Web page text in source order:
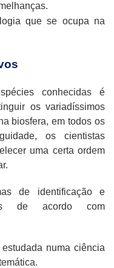
que se ocupa na
conhecidas é
os variadíssimos
biosfera, em todos os
os cientistas
uma certa ordem
de identificação e
de acordo com
numa ciência